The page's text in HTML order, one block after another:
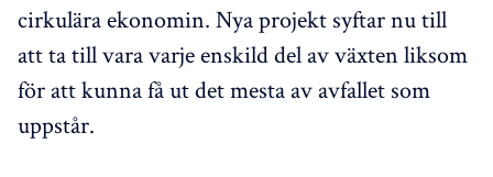
cirkulära ekonomin. Nya projekt syftar nu till
att ta till vara varje enskild del av växten liksom
för att kunna få ut det mesta av avfallet som
uppstår.